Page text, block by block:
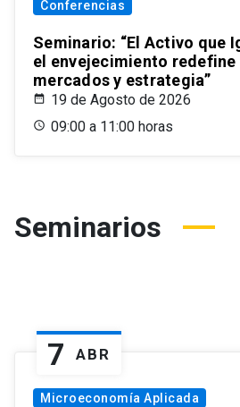
Conferencias
Seminario: “El Activo que
el envejecimiento
mercados y estrategia”
19 de Agosto de 2026
09:00 a 11:00 horas
Seminarios
7 ABR
Microeconomía Aplicada